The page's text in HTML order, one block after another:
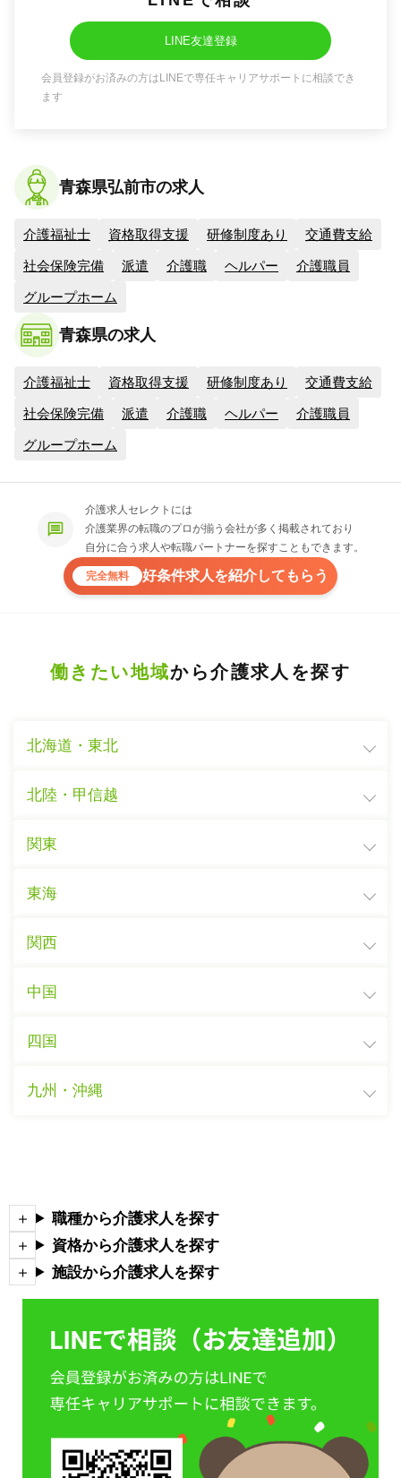
LINE友達登録
会員登録がお済みの方はLINEで専任キャリアサポートに相談でき
ます
青森県弘前市の求人
介護福祉士 資格取得支援 研修制度あり 交通費支給
社会保険完備 派遣 介護職 ヘルパー 介護職員
グループホーム
青森県の求人
介護福祉士 資格取得支援 研修制度あり 交通費支給
社会保険完備 派遣 介護職 ヘルパー 介護職員
グループホーム
介護求人セレクトには
介護業界の転職のプロが揃う会社が多く掲載されており
自分に合う求人や転職パートナーを探すこともできます。
完全無料 好条件求人を紹介してもらう
働きたい地域から介護求人を探す
北海道・東北
北陸・甲信越
関東
東海
関西
中国
四国
九州・沖縄
職種から介護求人を探す
資格から介護求人を探す
施設から介護求人を探す